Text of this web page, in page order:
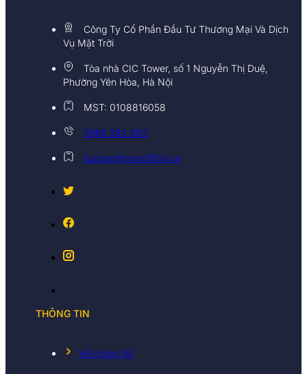
Công Ty Cổ Phần Đầu Tư Thương Mại Và Dịch
Vụ Mặt Trời
Tòa nhà CIC Tower, số 1 Nguyễn Thị Duệ,
Phường Yên Hòa, Hà Nội
MST: 0108816058
0968 382 682
support@sunoffice.vn
THÔNG TIN
Về chúng tôi